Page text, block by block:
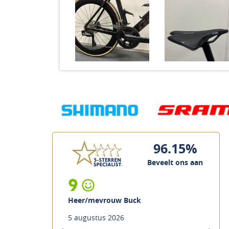
96.15%
Beveelt ons aan
9
Heer/mevrouw Buck
5 augustus 2026